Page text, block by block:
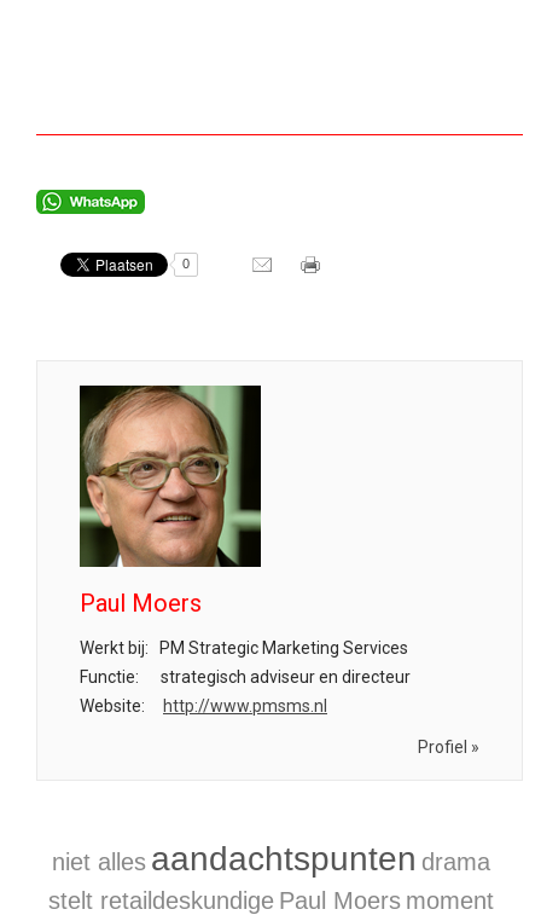
0
Paul Moers
Werkt bij:
PM Strategic Marketing Services
Functie:
strategisch adviseur en directeur
Website:
http://www.pmsms.nl
Profiel »
niet alles aandachtspunten drama
stelt retaildeskundige Paul Moers moment